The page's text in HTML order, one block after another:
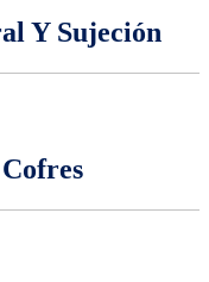
Y Sujeción